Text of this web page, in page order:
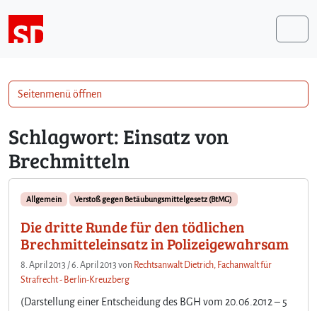
Schlagwort: Einsatz von
Brechmitteln
Allgemein Verstoß gegen Betäubungsmittelgesetz (BtMG)
Die dritte Runde für den tödlichen
Brechmitteleinsatz in Polizeigewahrsam
8. April 2013 /6. April 2013 von Rechtsanwalt Dietrich, Fachanwalt für
Strafrecht - Berlin-Kreuzberg
(Darstellung einer Entscheidung des BGH vom 20.06.2012 – 5
Seitenmenü öffnen